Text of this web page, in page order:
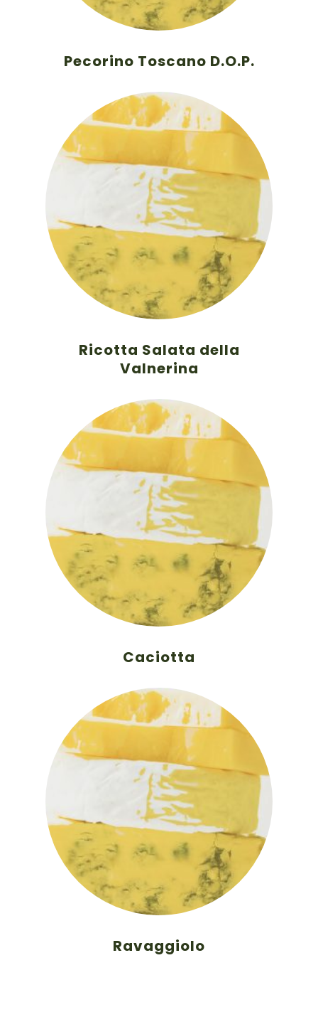
Pecorino Toscano D.O.P.
Ricotta Salata della
Valnerina
Caciotta
Ravaggiolo